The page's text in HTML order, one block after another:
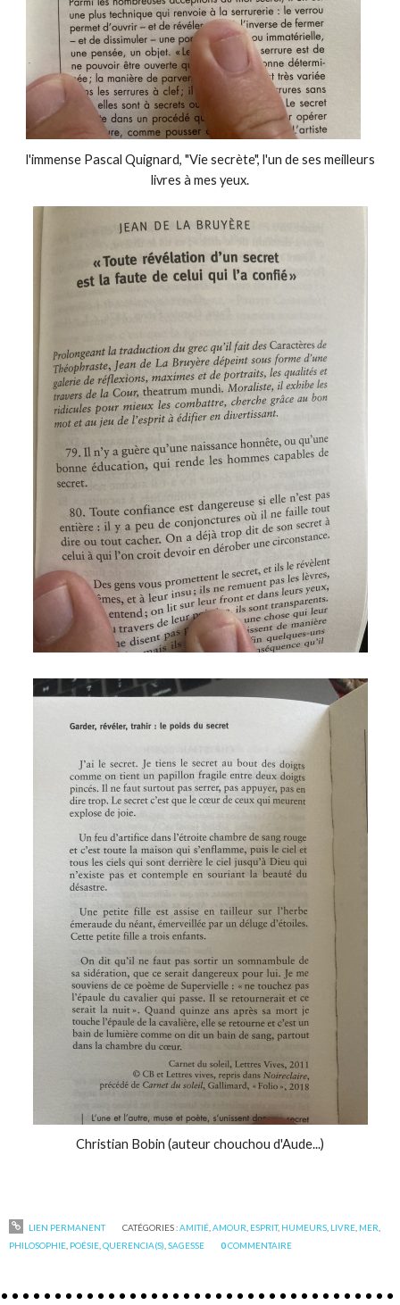
l'immense Pascal Quignard, "Vie secrète", l'un de ses meilleurs
livres à mes yeux.
Christian Bobin (auteur chouchou d'Aude...)
LIEN PERMANENT CATÉGORIES :AMITIÉ, AMOUR ESPRIT, HUMEURS, LIVRE, MER
PHILOSOPHIE POÉSIE ,QUERENCIA(S) ,SAGESSE 0COMMENTAIRE